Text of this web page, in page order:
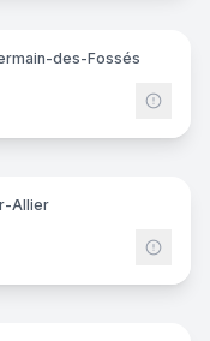
des-Fossés
Allier